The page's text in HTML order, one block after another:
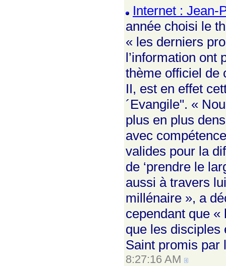
Internet : Jean-
année choisi le
« les derniers
l’information ont
thème officiel de
II, est en effet
´Evangile". «
plus en plus
avec
valides pour la
de ‘prendre le
aussi à travers
millénaire », a
cependant que
que les disciples
Saint promis par
8:27:16 AM